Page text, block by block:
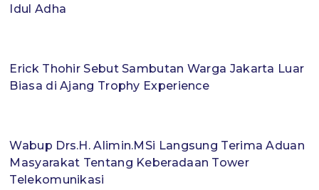
Idul Adha
Erick Thohir Sebut Sambutan Warga Jakarta Luar
Biasa di Ajang Trophy Experience
Wabup Drs.H. Alimin.MSi Langsung Terima Aduan
Masyarakat Tentang Keberadaan Tower
Telekomunikasi